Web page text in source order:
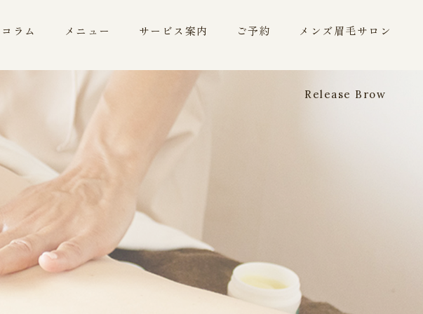
コラム メニュー サービス案内 ご予約 メンズ眉毛サロン
Release Brow